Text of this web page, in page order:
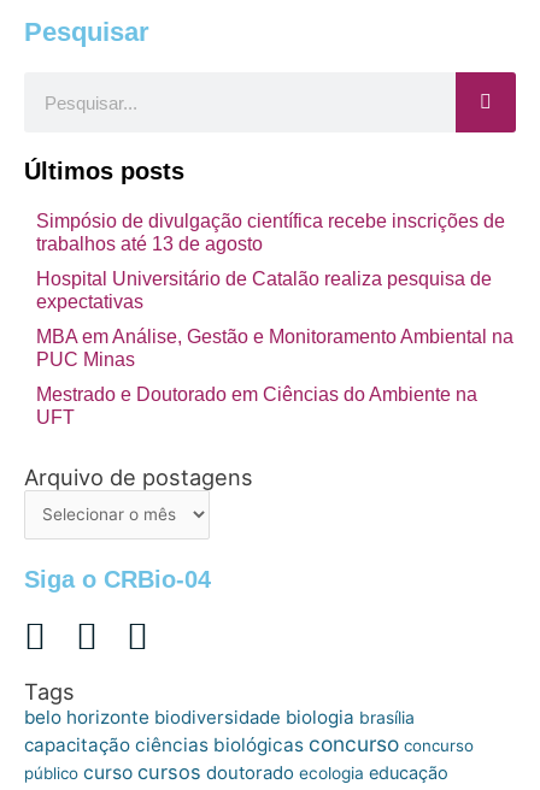
Pesquisar
Últimos posts
Simpósio de divulgação científica recebe inscrições de
trabalhos até 13 de agosto
Hospital Universitário de Catalão realiza pesquisa de
expectativas
MBA em Análise, Gestão e Monitoramento Ambiental na
PUC Minas
Mestrado e Doutorado em Ciências do Ambiente na
UFT
Arquivo de postagens
Arquivo
Siga o CRBio-04
Tags
belo horizonte biodiversidade biologia brasília
capacitação ciências biológicas concurso concurso
público curso cursos doutorado ecologia educação